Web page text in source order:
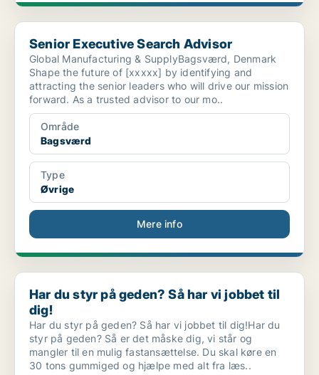
Senior Executive Search Advisor
Senior Executive Search Advisor
Global Manufacturing & SupplyBagsværd, Denmark
Shape the future of [xxxxx] by identifying and
attracting the senior leaders who will drive our mission
forward. As a trusted advisor to our mo..
Område
Bagsværd
Type
Øvrige
Mere info
Har du styr på geden? Så har vi jobbet til dig!
Har du styr på geden? Så har vi jobbet til
dig!
Har du styr på geden? Så har vi jobbet til dig!Har du
styr på geden? Så er det måske dig, vi står og
mangler til en mulig fastansættelse. Du skal køre en
30 tons gummiged og hjælpe med alt fra læs..